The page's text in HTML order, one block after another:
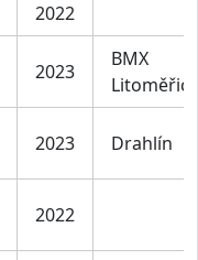
2022
2023
BMX
Litoměřice
2023 Drahlín
2022